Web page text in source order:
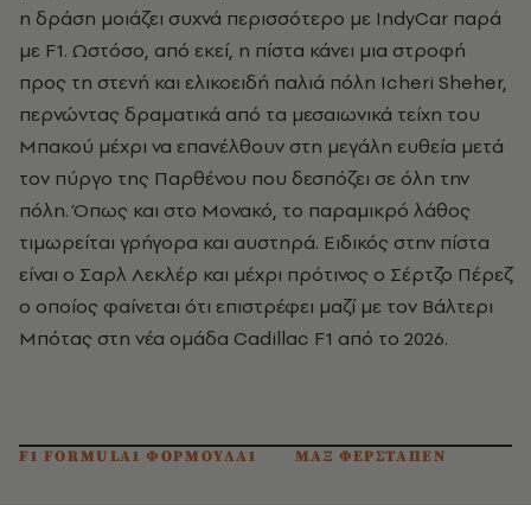
η δράση μοιάζει συχνά περισσότερο με IndyCar παρά
με F1. Ωστόσο, από εκεί, η πίστα κάνει μια στροφή
προς τη στενή και ελικοειδή παλιά πόλη Icheri Sheher,
περνώντας δραματικά από τα μεσαιωνικά τείχη του
Μπακού μέχρι να επανέλθουν στη μεγάλη ευθεία μετά
τον πύργο της Παρθένου που δεσπόζει σε όλη την
πόλη. Όπως και στο Μονακό, το παραμικρό λάθος
τιμωρείται γρήγορα και αυστηρά. Ειδικός στην πίστα
είναι ο Σαρλ Λεκλέρ και μέχρι πρότινος ο Σέρτζο Πέρεζ
ο οποίος φαίνεται ότι επιστρέφει μαζί με τον Βάλτερι
Μπότας στη νέα ομάδα Cadillac F1 από το 2026.
F1 FORMULA1 ΦΟΡΜΟΥΛΑ1 ΜΑΞ ΦΕΡΣΤΑΠΕΝ